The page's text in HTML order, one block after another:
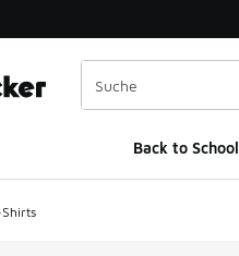
einem neuen Fenster
Back to School